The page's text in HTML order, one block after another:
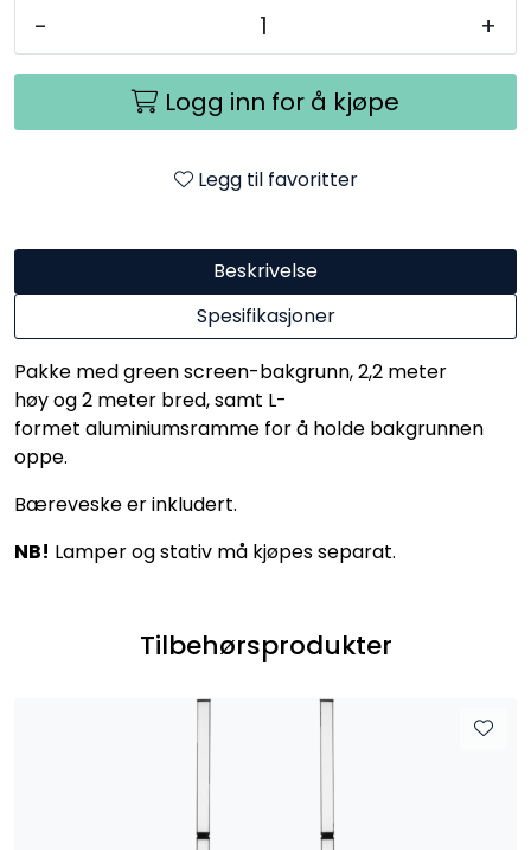
- +
Logg inn for å kjøpe
Legg til favoritter
Beskrivelse
Spesifikasjoner
Pakke med green screen-bakgrunn, 2,2 meter
høy og 2 meter bred, samt L-
formet aluminiumsramme for å holde bakgrunnen
oppe.
Bæreveske er inkludert.
NB! Lamper og stativ må kjøpes separat.
Tilbehørsprodukter